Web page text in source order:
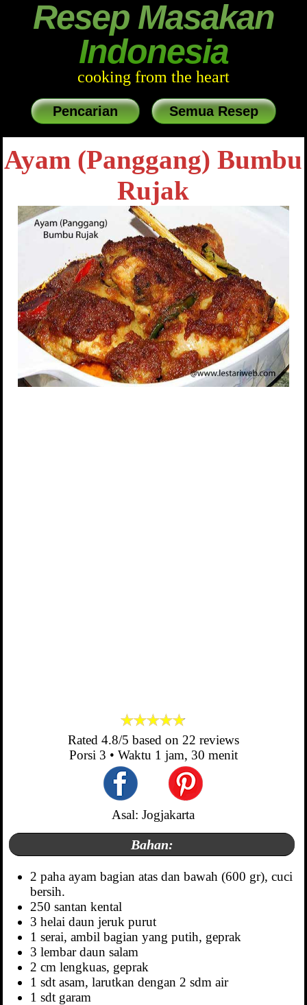
Resep Masakan
Indonesia
cooking from the heart
Pencarian Semua Resep
Ayam (Panggang) Bumbu
Rujak
Rated 4.8/5 based on 22 reviews
Porsi 3 • Waktu 1 jam, 30 menit
Asal: Jogjakarta
Bahan:
2 paha ayam bagian atas dan bawah (600 gr), cuci
bersih.
250 santan kental
3 helai daun jeruk purut
1 serai, ambil bagian yang putih, geprak
3 lembar daun salam
2 cm lengkuas, geprak
1 sdt asam, larutkan dengan 2 sdm air
1 sdt garam